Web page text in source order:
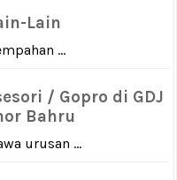
Lain
...
/ Gopro di GDJ
Bahru
urusan ...